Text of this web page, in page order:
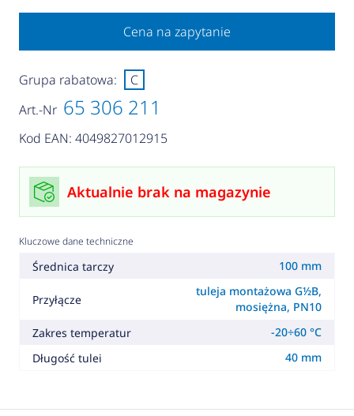
Cena na zapytanie
Art.-Nr 65 306 211
Kod EAN: 4049827012915
Grupa rabatowa: C
Aktualnie brak na magazynie
Kluczowe dane techniczne
Średnica tarczy 100 mm
Przyłącze
tuleja montażowa G½B,
mosiężna, PN10
Zakres temperatur
-20÷60 °C
Długość tulei
40 mm